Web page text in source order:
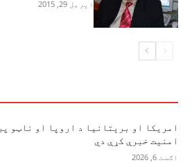
اپریل 29, 2015
امریکا او برېتانیا د اروپا او ناټو پر
امنیت خبرې کړې دي
اګست 6, 2026